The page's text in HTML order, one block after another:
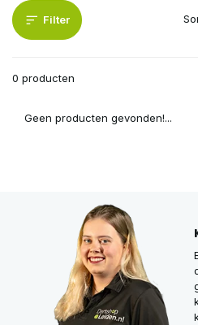
Filter
0 producten
Geen producten gevonden!...